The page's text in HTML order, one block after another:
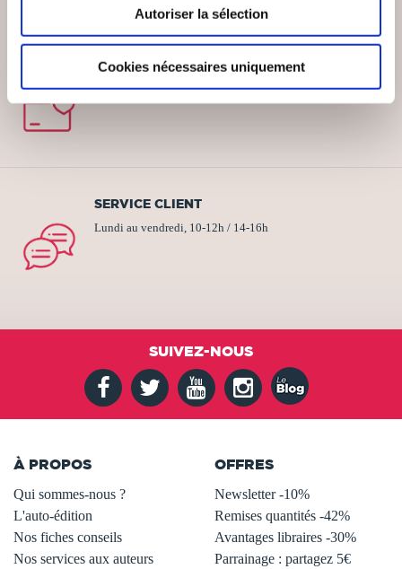
Autoriser la sélection
Cookies nécessaires uniquement
PAIEMENT SÉCURISÉ
Remises quantités jusqu'à -42%
SERVICE CLIENT
Lundi au vendredi, 10-12h / 14-16h
SUIVEZ-NOUS
À PROPOS
Qui sommes-nous ?
L'auto-édition
Nos fiches conseils
Nos services aux auteurs
OFFRES
Newsletter -10%
Remises quantités -42%
Avantages libraires -30%
Parrainage : partagez 5€